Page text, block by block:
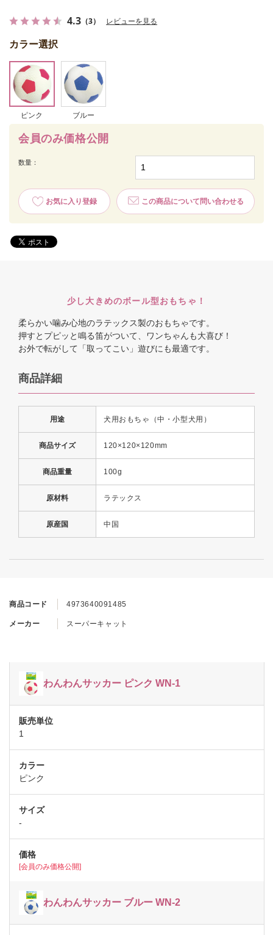
4.3 （3） レビューを見る
会員のみ価格公開
数量：
お気に入り登録 この商品について問い合わせる
商品コード 4973640091485
メーカー スーパーキャット
わんわんサッカー ピンク WN-1
1
ピンク
-
[会員のみ価格公開]
わんわんサッカー ブルー WN-2
カラー選択
ピンク ブルー
少し大きめのボール型おもちゃ！
柔らかい噛み心地のラテックス製のおもちゃです。
押すとプピッと鳴る笛がついて、ワンちゃんも大喜び！
お外で転がして「取ってこい」遊びにも最適です。
商品詳細
用途 犬用おもちゃ（中・小型犬用）
商品サイズ 120×120×120mm
商品重量 100g
原材料 ラテックス
原産国 中国